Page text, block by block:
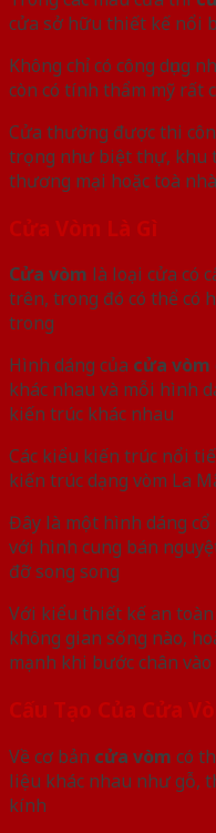
cửa sở hữu thiết kế nổi
Không chỉ có công dụng
còn có tính thẩm mỹ rất
Cửa thường được thi
trọng như biệt thự, khu
thương mại hoặc toà
Cửa Vòm Là Gì
Cửa vòm là loại cửa có
trên, trong đó có thể có
trong
Hình dáng của cửa vòm
khác nhau và mỗi hình
kiến trúc khác nhau
Các kiểu kiến trúc nổi
kiến trúc dạng vòm La
Đây là một hình dáng
với hình cung bán
đỡ song song
Với kiểu thiết kế an toàn
không gian sống nào,
mạnh khi bước chân
Cấu Tạo Của Cửa
Về cơ bản cửa vòm có
liệu khác nhau như gỗ,
kính